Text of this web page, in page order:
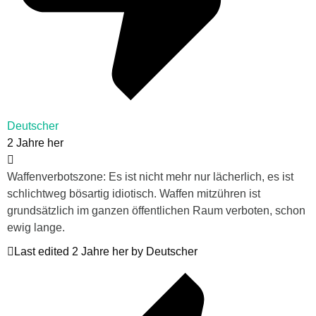
Deutscher
2 Jahre her
Waffenverbotszone: Es ist nicht mehr nur lächerlich, es ist
schlichtweg bösartig idiotisch. Waffen mitzühren ist
grundsätzlich im ganzen öffentlichen Raum verboten, schon
ewig lange.
Last edited 2 Jahre her by Deutscher